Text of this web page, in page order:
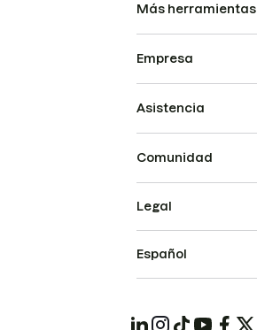
Más herramientas
Empresa
Asistencia
Comunidad
Legal
Español